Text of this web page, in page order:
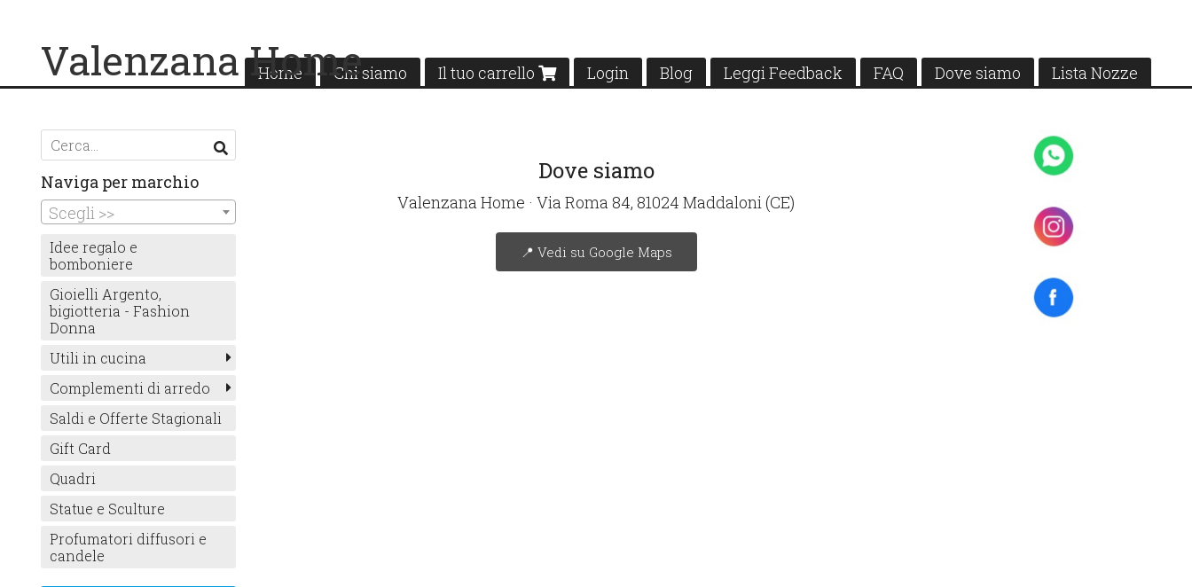
Home Chi siamo Il tuo carrello Login Blog Leggi Feedback FAQ Dove siamo Lista Nozze
Valenzana Home
Dove siamo
Valenzana Home · Via Roma 84, 81024 Maddaloni (CE)
📍 Vedi su Google Maps
Naviga per marchio
Scegli >>
Idee regalo e
bomboniere
Gioielli Argento,
bigiotteria - Fashion
Donna
Utili in cucina
Complementi di arredo
Saldi e Offerte Stagionali
Gift Card
Quadri
Statue e Sculture
Profumatori diffusori e
candele